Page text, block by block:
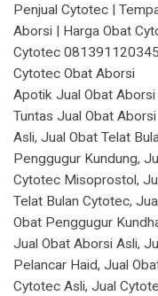
Penjual Cytotec |
Aborsi | Harga Obat
Cytotec 081391120345
Cytotec Obat Aborsi
Apotik Jual Obat
Tuntas Jual Obat Aborsi
Asli, Jual Obat Telat
Penggugur Kundung,
Cytotec Misoprostol,
Telat Bulan Cytotec,
Obat Penggugur
Jual Obat Aborsi Asli,
Pelancar Haid, Jual
Cytotec Asli, Jual